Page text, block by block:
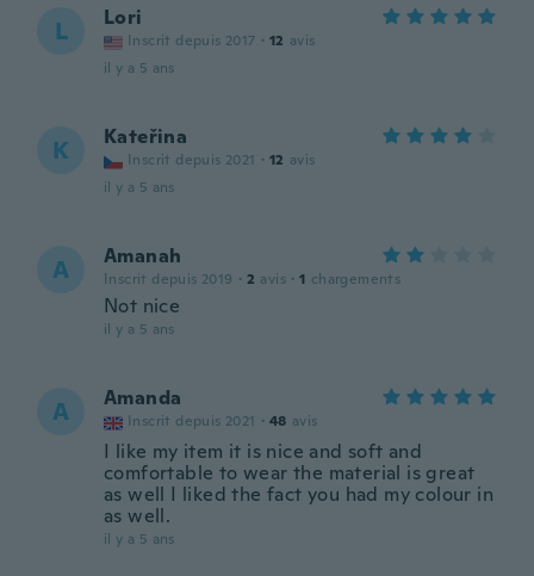
L Lori
Inscrit depuis 2017 · 12 avis
il y a 5 ans
K Kateřina
Inscrit depuis 2021 · 12 avis
il y a 5 ans
A Amanah
Inscrit depuis 2019 · 2 avis · 1 chargements
Not nice
il y a 5 ans
A Amanda
Inscrit depuis 2021 · 48 avis
I like my item it is nice and soft and
comfortable to wear the material is great
as well I liked the fact you had my colour in
as well.
il y a 5 ans